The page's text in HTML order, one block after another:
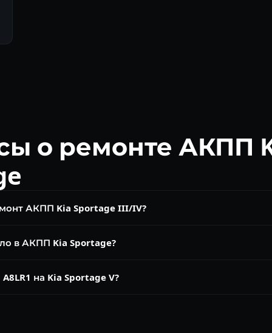
о ремонте АКПП
АКПП Kia Sportage III/IV?
в АКПП Kia Sportage?
на Kia Sportage V?